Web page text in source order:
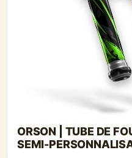
ORSON | TUBE DE
SEMI-